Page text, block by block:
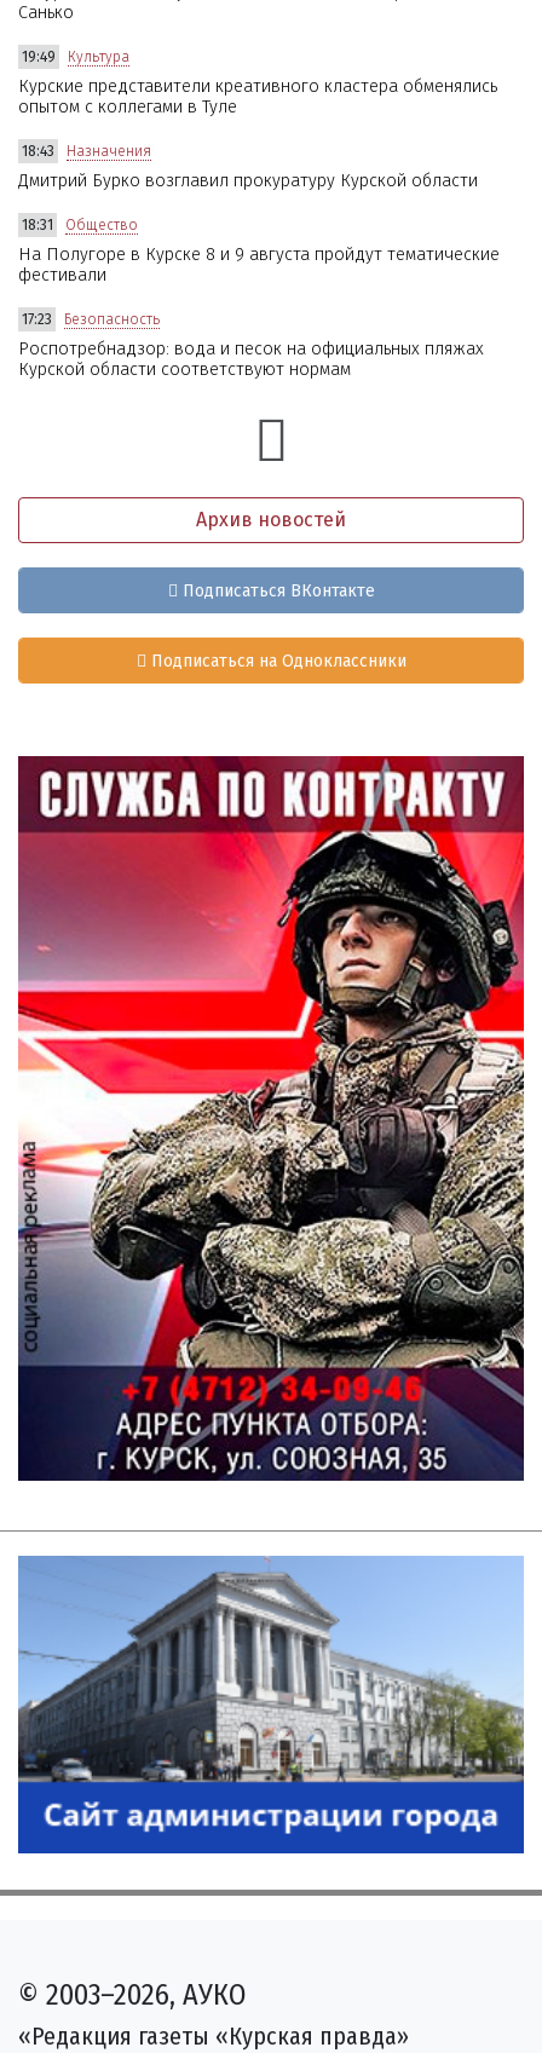
Санько
19:49 Культура
Курские представители креативного кластера обменялись
опытом с коллегами в Туле
18:43 Назначения
Дмитрий Бурко возглавил прокуратуру Курской области
18:31 Общество
На Полугоре в Курске 8 и 9 августа пройдут тематические
фестивали
17:23 Безопасность
Роспотребнадзор: вода и песок на официальных пляжах
Курской области соответствуют нормам
Архив новостей
Подписаться ВКонтакте
Подписаться на Одноклассники
© 2003–2026, АУКО
«Редакция газеты «Курская правда»